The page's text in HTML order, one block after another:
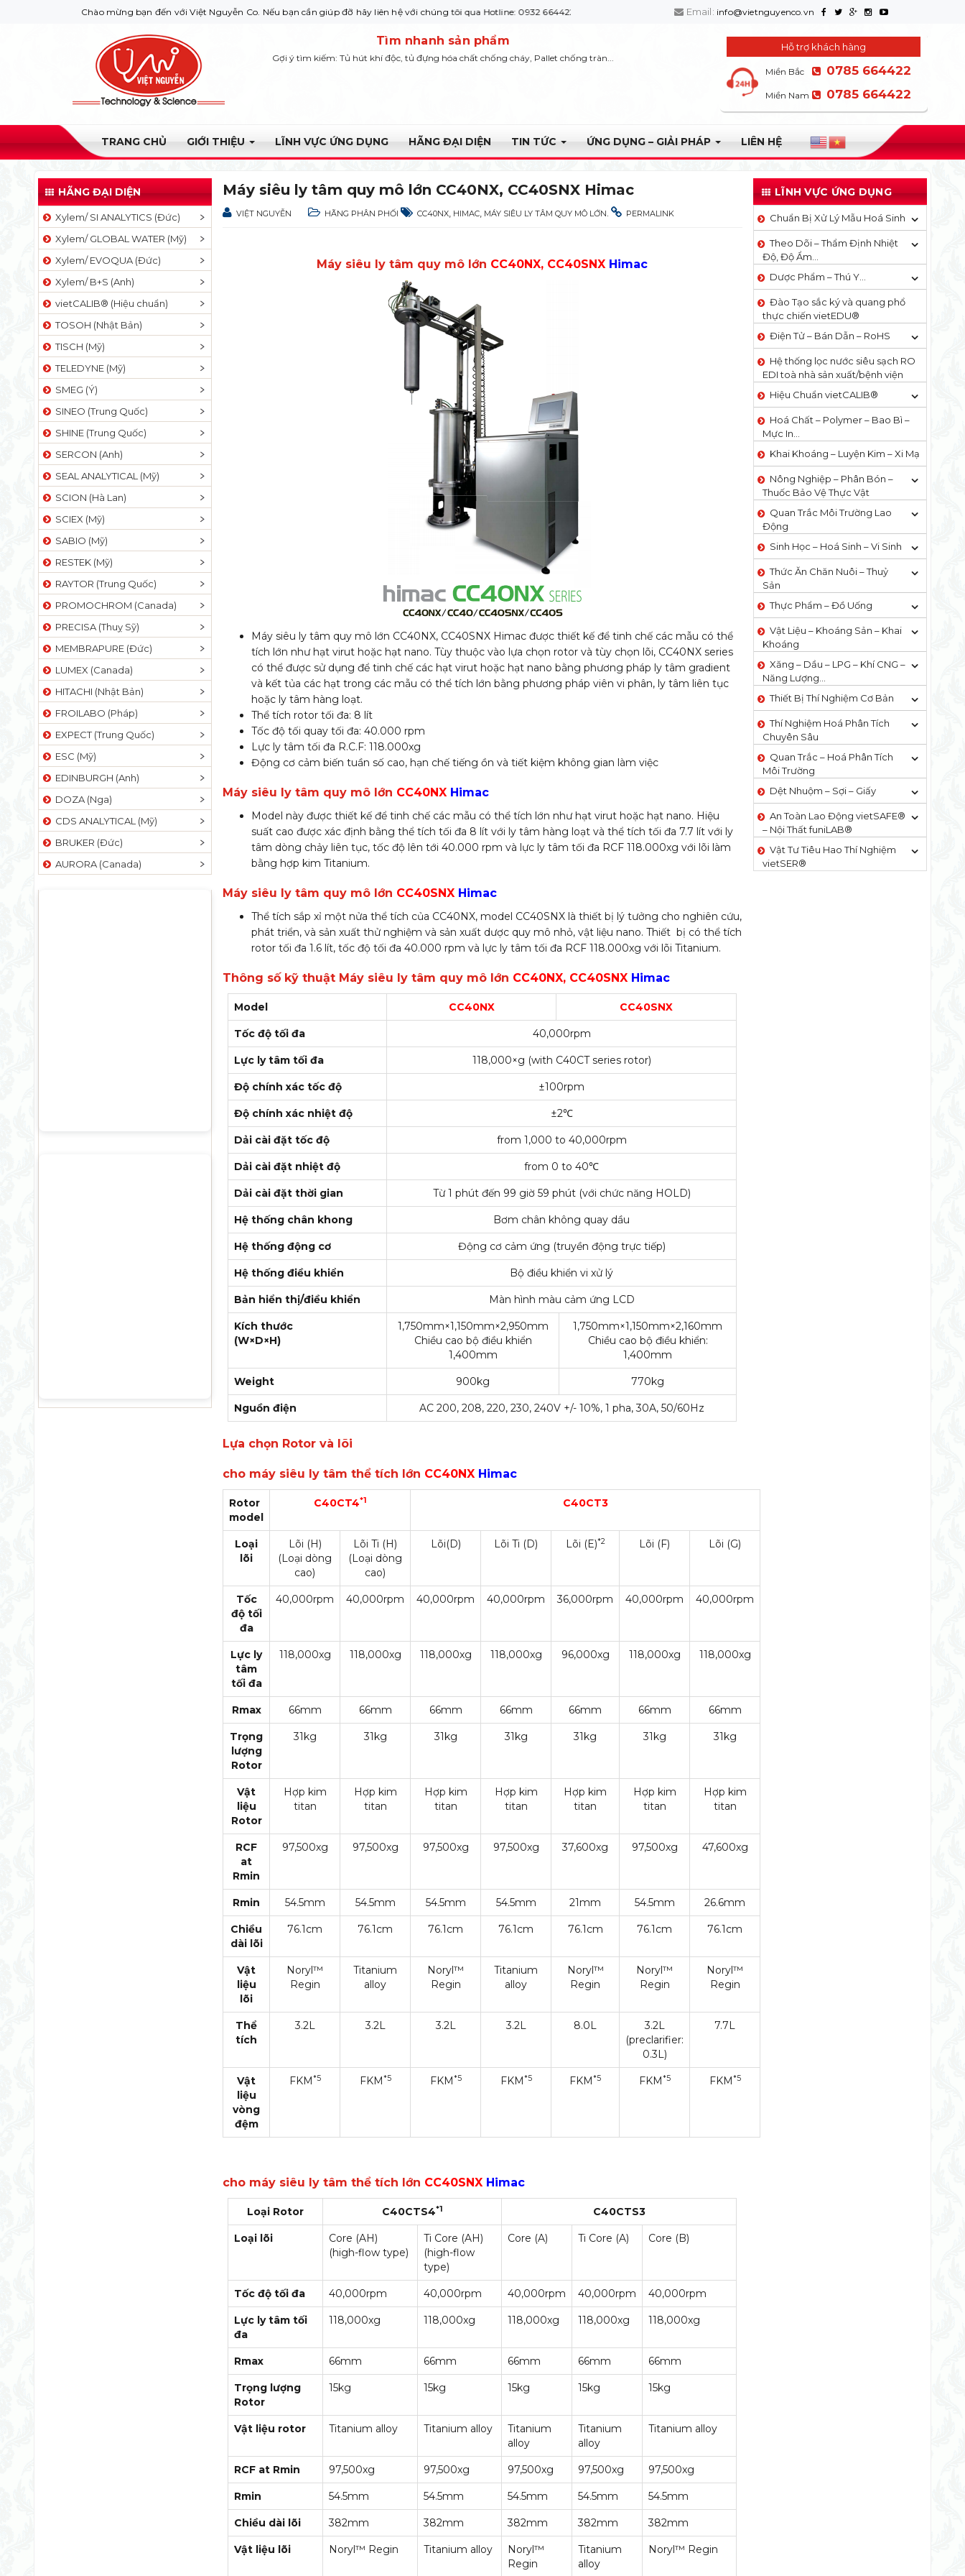
Chào mừng bạn đến với Việt Nguyễn Co. Nếu bạn cần giúp đỡ hãy liên hệ với chúng tôi qua Hotline: 0932 664422 Email: info@vietnguyenco.vn
Tìm nhanh sản phẩm
Gợi ý tìm kiếm: Tủ hút khí độc, tủ đựng hóa chất chống cháy, Pallet chống tràn...
Hỗ trợ khách hàng
Miền Bắc 0785 664422
Miền Nam 0785 664422
TRANG CHỦ GIỚI THIỆU LĨNH VỰC ỨNG DỤNG HÃNG ĐẠI DIỆN TIN TỨC ỨNG DỤNG – GIẢI PHÁP LIÊN HỆ
HÃNG ĐẠI DIỆN
Xylem/ SI ANALYTICS (Đức)
Xylem/ GLOBAL WATER (Mỹ)
Xylem/ EVOQUA (Đức)
Xylem/ B+S (Anh)
vietCALIB® (Hiệu chuẩn)
TOSOH (Nhật Bản)
TISCH (Mỹ)
TELEDYNE (Mỹ)
SMEG (Ý)
SINEO (Trung Quốc)
SHINE (Trung Quốc)
SERCON (Anh)
SEAL ANALYTICAL (Mỹ)
SCION (Hà Lan)
SCIEX (Mỹ)
SABIO (Mỹ)
RESTEK (Mỹ)
RAYTOR (Trung Quốc)
PROMOCHROM (Canada)
PRECISA (Thuỵ Sỹ)
MEMBRAPURE (Đức)
LUMEX (Canada)
HITACHI (Nhật Bản)
FROILABO (Pháp)
EXPECT (Trung Quốc)
ESC (Mỹ)
EDINBURGH (Anh)
DOZA (Nga)
CDS ANALYTICAL (Mỹ)
BRUKER (Đức)
AURORA (Canada)
Máy siêu ly tâm quy mô lớn CC40NX, CC40SNX Himac
VIỆT NGUYỄN HÃNG PHÂN PHỐI CC40NX HIMAC MÁY SIÊU LY TÂM QUY MÔ LỚN . PERMALINK
Máy siêu ly tâm quy mô lớn CC40NX, CC40SNX Himac
Máy siêu ly tâm quy mô lớn CC40NX, CC40SNX Himac được thiết kế để tinh chế các mẫu có thể
tích lớn như hạt virut hoặc hạt nano. Tùy thuộc vào lựa chọn rotor và tùy chọn lõi, CC40NX series
có thể được sử dụng để tinh chế các hạt virut hoặc hạt nano bằng phương pháp ly tâm gradient
và kết tủa các hạt trong các mẫu có thể tích lớn bằng phương pháp viên vi phân, ly tâm liên tục
hoặc ly tâm hàng loạt.
Thể tích rotor tối đa: 8 lít
Tốc độ tối quay tối đa: 40.000 rpm
Lực ly tâm tối đa R.C.F: 118.000xg
Động cơ cảm biến tuần số cao, hạn chế tiếng ồn và tiết kiệm không gian làm việc
Máy siêu ly tâm quy mô lớn CC40NX Himac
Model này được thiết kế để tinh chế các mẫu có thể tích lớn như hạt virut hoặc hạt nano. Hiệu
suất cao được xác định bằng thể tích tối đa 8 lít với ly tâm hàng loạt và thể tích tối đa 7.7 lít với ly
tâm dòng chảy liên tục, tốc độ lên tới 40.000 rpm và lực ly tâm tối đa RCF 118.000xg với lõi làm
bằng hợp kim Titanium.
Máy siêu ly tâm quy mô lớn CC40SNX Himac
Thể tích sắp xỉ một nửa thể tích của CC40NX, model CC40SNX là thiết bị lý tưởng cho nghiên cứu,
phát triển, và sản xuất thử nghiệm và sản xuất dược quy mô nhỏ, vật liệu nano. Thiết bị có thể tích
rotor tối đa 1.6 lít, tốc độ tối đa 40.000 rpm và lực ly tâm tối đa RCF 118.000xg với lõi Titanium.
Thông số kỹ thuật Máy siêu ly tâm quy mô lớn CC40NX, CC40SNX Himac
Model CC40NX CC40SNX
Tốc độ tối đa 40,000rpm
Lực ly tâm tối đa 118,000×g (with C40CT series rotor)
Độ chính xác tốc độ ±100rpm
Độ chính xác nhiệt độ ±2℃
Dải cài đặt tốc độ from 1,000 to 40,000rpm
Dải cài đặt nhiệt độ from 0 to 40℃
Dải cài đặt thời gian Từ 1 phút đến 99 giờ 59 phút (với chức năng HOLD)
Hệ thống chân khong Bơm chân không quay dầu
Hệ thống động cơ Động cơ cảm ứng (truyền động trực tiếp)
Hệ thống điều khiển Bộ điều khiển vi xử lý
Bản hiển thị/điều khiển Màn hình màu cảm ứng LCD
Kích thước
(W×D×H)
1,750mm×1,150mm×2,950mm
Chiều cao bộ điều khiển
1,400mm
1,750mm×1,150mm×2,160mm
Chiều cao bộ điều khiển:
1,400mm
Weight 900kg 770kg
Nguồn điện AC 200, 208, 220, 230, 240V +/- 10%, 1 pha, 30A, 50/60Hz
Lựa chọn Rotor và lõi
cho máy siêu ly tâm thể tích lớn CC40NX Himac
Rotor
model
C40CT4*1 C40CT3
Loại
lõi
Lõi (H)
(Loại dòng
cao)
Lõi Ti (H)
(Loại dòng
cao)
Lõi(D) Lõi Ti (D) Lõi (E)*2 Lõi (F) Lõi (G)
Tốc
độ tối
đa
40,000rpm 40,000rpm 40,000rpm 40,000rpm 36,000rpm 40,000rpm 40,000rpm
Lực ly
tâm
tối đa
118,000xg 118,000xg 118,000xg 118,000xg 96,000xg 118,000xg 118,000xg
Rmax 66mm 66mm 66mm 66mm 66mm 66mm 66mm
Trọng
lượng
Rotor
31kg 31kg 31kg 31kg 31kg 31kg 31kg
Vật
liệu
Rotor
Hợp kim
titan
Hợp kim
titan
Hợp kim
titan
Hợp kim
titan
Hợp kim
titan
Hợp kim
titan
Hợp kim
titan
RCF
at
Rmin
97,500xg 97,500xg 97,500xg 97,500xg 37,600xg 97,500xg 47,600xg
Rmin 54.5mm 54.5mm 54.5mm 54.5mm 21mm 54.5mm 26.6mm
Chiều
dài lõi
76.1cm 76.1cm 76.1cm 76.1cm 76.1cm 76.1cm 76.1cm
Vật
liệu
lõi
Noryl™
Regin
Titanium
alloy
Noryl™
Regin
Titanium
alloy
Noryl™
Regin
Noryl™
Regin
Noryl™
Regin
Thể
tích
3.2L 3.2L 3.2L 3.2L 8.0L
3.2L
(preclarifier:
0.3L)
7.7L
Vật
liệu
vòng
đệm
FKM*5 FKM*5 FKM*5 FKM*5 FKM*5 FKM*5 FKM*5
cho máy siêu ly tâm thể tích lớn CC40SNX Himac
Loại Rotor C40CTS4*1 C40CTS3
Loại lõi
Core (AH)
(high-flow type)
Ti Core (AH)
(high-flow
type)
Core (A) Ti Core (A) Core (B)
Tốc độ tối đa 40,000rpm 40,000rpm 40,000rpm 40,000rpm 40,000rpm
Lực ly tâm tối
đa
118,000xg 118,000xg 118,000xg 118,000xg 118,000xg
Rmax 66mm 66mm 66mm 66mm 66mm
Trọng lượng
Rotor
15kg 15kg 15kg 15kg 15kg
Vật liệu rotor Titanium alloy Titanium alloy
Titanium
alloy
Titanium
alloy
Titanium alloy
RCF at Rmin 97,500xg 97,500xg 97,500xg 97,500xg 97,500xg
Rmin 54.5mm 54.5mm 54.5mm 54.5mm 54.5mm
Chiều dài lõi 382mm 382mm 382mm 382mm 382mm
Vật liệu lõi Noryl™ Regin Titanium alloy
Noryl™
Regin
Titanium
alloy
Noryl™ Regin
LĨNH VỰC ỨNG DỤNG
Chuẩn Bị Xử Lý Mẫu Hoá Sinh
Theo Dõi – Thẩm Định Nhiệt
Độ, Độ Ẩm…
Dược Phẩm – Thú Y…
Đào Tạo sắc ký và quang phổ
thực chiến vietEDU®
Điện Tử – Bán Dẫn – RoHS
Hệ thống lọc nước siêu sạch RO
EDI​​ toà nhà sản xuất/bệnh viện
Hiệu Chuẩn vietCALIB®
Hoá Chất – Polymer – Bao Bì –
Mực In…
Khai Khoáng – Luyện Kim – Xi Mạ
Nông Nghiệp – Phân Bón –
Thuốc Bảo Vệ Thực Vật
Quan Trắc Môi Trường Lao
Động
Sinh Học – Hoá Sinh – Vi Sinh
Thức Ăn Chăn Nuôi – Thuỷ
Sản
Thực Phẩm – Đồ Uống
Vật Liệu – Khoáng Sản – Khai
Khoáng
Xăng – Dầu – LPG – Khí CNG –
Năng Lượng…
Thiết Bị Thí Nghiệm Cơ Bản
Thí Nghiệm Hoá Phân Tích
Chuyên Sâu
Quan Trắc – Hoá Phân Tích
Môi Trường
Dệt Nhuộm – Sợi – Giấy
An Toàn Lao Động vietSAFE®
– Nội Thất funiLAB®
Vật Tư Tiêu Hao Thí Nghiệm
vietSER®